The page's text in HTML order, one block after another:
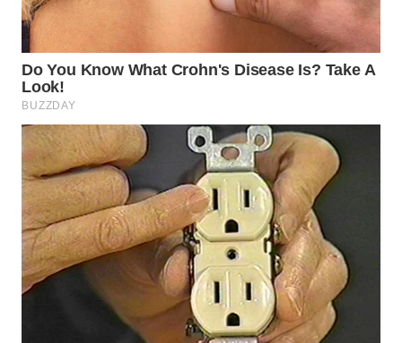
TEBING
TINGGI
WN
PAKPAK
WN
KARAWANG
WN
BEKASI